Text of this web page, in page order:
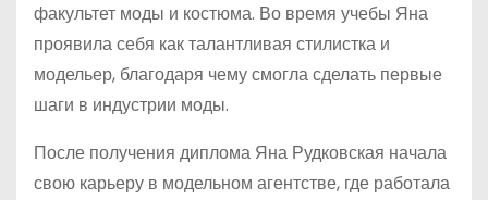
факультет моды и костюма. Во время учебы Яна
проявила себя как талантливая стилистка и
модельер, благодаря чему смогла сделать первые
шаги в индустрии моды.
После получения диплома Яна Рудковская начала
свою карьеру в модельном агентстве, где работала